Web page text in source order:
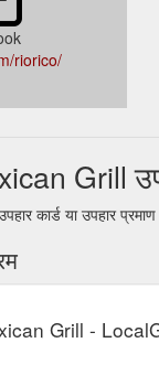
riorico/
Grill
कार्ड या उपहार
Grill -